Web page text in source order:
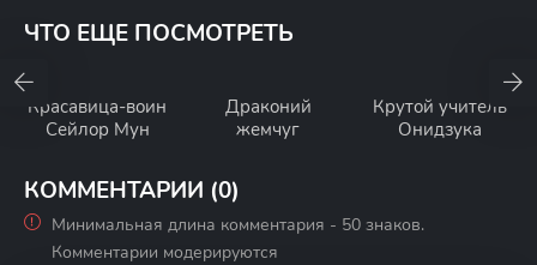
ЧТО ЕЩЕ ПОСМОТРЕТЬ
Красавица-воин
Сейлор Мун
Драконий
жемчуг
Крутой учитель
Онидзука
КОММЕНТАРИИ (0)
Минимальная длина комментария - 50 знаков.
Комментарии модерируются